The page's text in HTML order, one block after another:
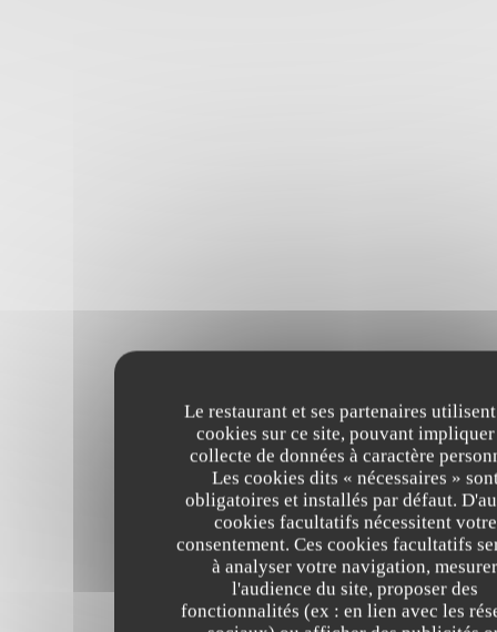
Le restaurant et ses partenaires
cookies sur ce site, pouvant
collecte de données à caractère
Les cookies dits « nécessaires »
obligatoires et installés par défaut.
cookies facultatifs nécessitent votre
consentement. Ces cookies facultatifs
à analyser votre navigation, mesurer
l'audience du site, proposer des
fonctionnalités (ex : en lien avec les